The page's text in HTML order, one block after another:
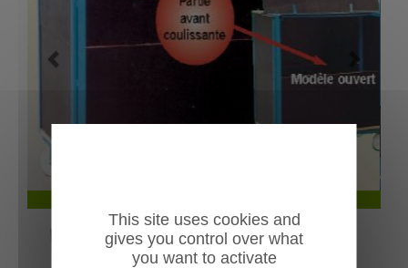
This site uses cookies and
gives you control over what
you want to activate